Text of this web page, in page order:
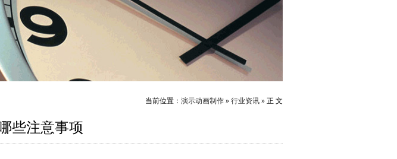
当前位置： 演示动画制作 » 行业资讯 » 正 文
些注意事项